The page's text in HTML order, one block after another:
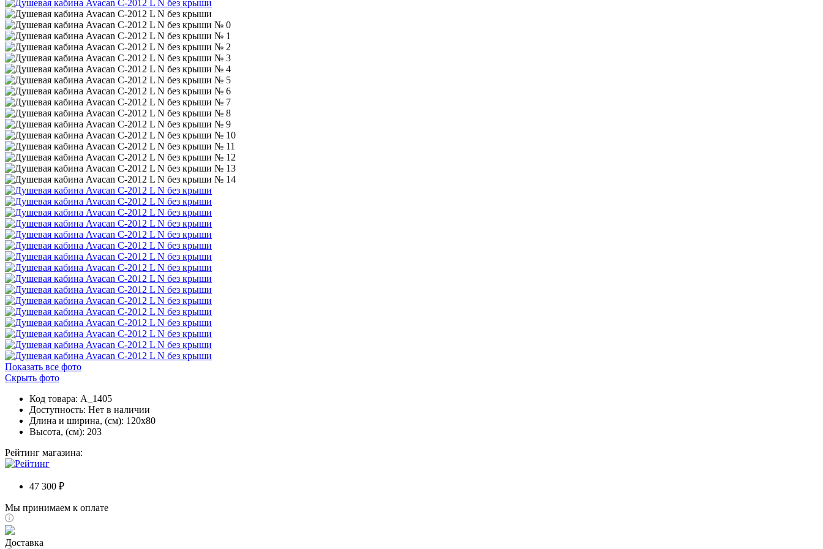
Показать все фото
Скрыть фото
Код товара: A_1405
Доступность: Нет в наличии
Длина и ширина, (см): 120x80
Высота, (см): 203
Рейтинг магазина:
47 300 ₽
Мы принимаем к оплате
Доставка